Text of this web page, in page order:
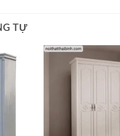
TỰ